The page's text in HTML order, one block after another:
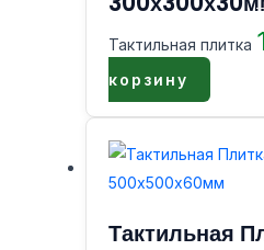
Тактильная плитка
корзину
Тактильная